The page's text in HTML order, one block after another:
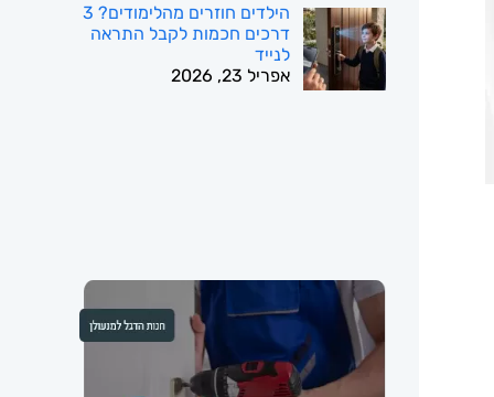
הילדים חוזרים מהלימודים? 3
דרכים חכמות לקבל התראה
לנייד
אפריל 23, 2026